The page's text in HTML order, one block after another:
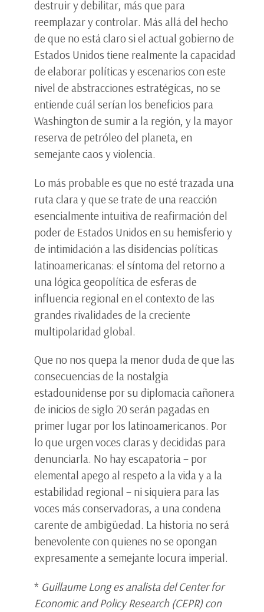
destruir y debilitar, más que para
reemplazar y controlar. Más allá del hecho
de que no está claro si el actual gobierno de
Estados Unidos tiene realmente la capacidad
de elaborar políticas y escenarios con este
nivel de abstracciones estratégicas, no se
entiende cuál serían los beneficios para
Washington de sumir a la región, y la mayor
reserva de petróleo del planeta, en
semejante caos y violencia.
Lo más probable es que no esté trazada una
ruta clara y que se trate de una reacción
esencialmente intuitiva de reafirmación del
poder de Estados Unidos en su hemisferio y
de intimidación a las disidencias políticas
latinoamericanas: el síntoma del retorno a
una lógica geopolítica de esferas de
influencia regional en el contexto de las
grandes rivalidades de la creciente
multipolaridad global.
Que no nos quepa la menor duda de que las
consecuencias de la nostalgia
estadounidense por su diplomacia cañonera
de inicios de siglo 20 serán pagadas en
primer lugar por los latinoamericanos. Por
lo que urgen voces claras y decididas para
denunciarla. No hay escapatoria – por
elemental apego al respeto a la vida y a la
estabilidad regional – ni siquiera para las
voces más conservadoras, a una condena
carente de ambigüedad. La historia no será
benevolente con quienes no se opongan
expresamente a semejante locura imperial.
* Guillaume Long es analista del Center for
Economic and Policy Research (CEPR) con